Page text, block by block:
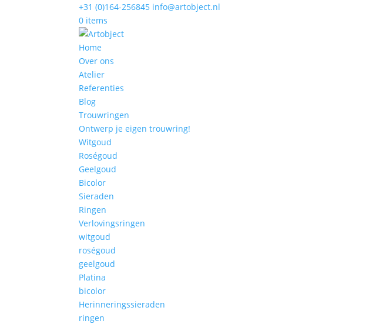
+31 (0)164-256845 info@artobject.nl
0 items
Home
Over ons
Atelier
Referenties
Blog
Trouwringen
Ontwerp je eigen trouwring!
Witgoud
Roségoud
Geelgoud
Bicolor
Sieraden
Ringen
Verlovingsringen
witgoud
roségoud
geelgoud
Platina
bicolor
Herinneringssieraden
ringen